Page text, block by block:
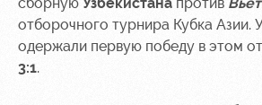
МГН
отборочного турнира Кубка Азии.
одержали первую победу в этом
3:1.